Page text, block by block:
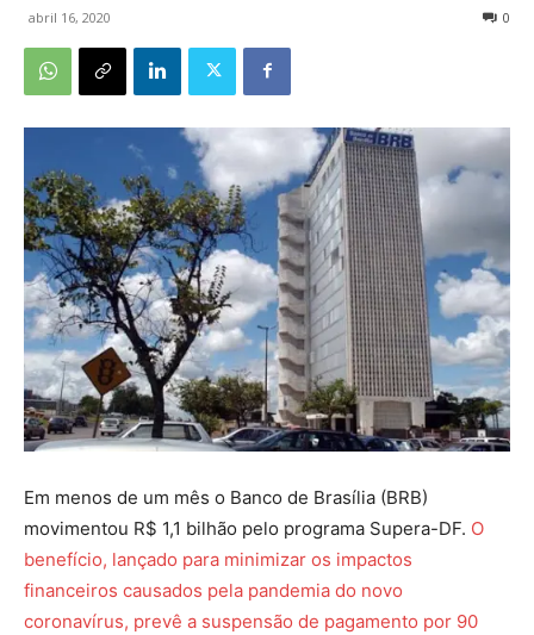
abril 16, 2020 0
Em menos de um mês o Banco de Brasília (BRB)
movimentou R$ 1,1 bilhão pelo programa Supera-DF. O
benefício, lançado para minimizar os impactos
financeiros causados pela pandemia do novo
coronavírus, prevê a suspensão de pagamento por 90